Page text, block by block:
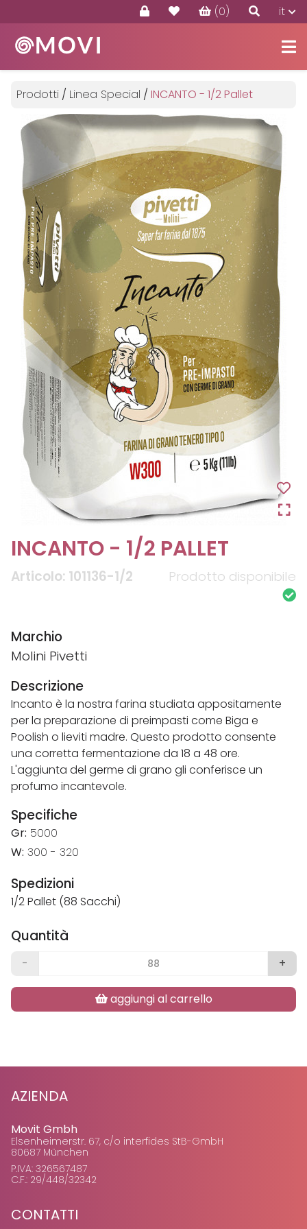
(0) it
Prodotti
Contatti
Prodotti / Linea Special / INCANTO - 1/2 Pallet
INCANTO - 1/2 PALLET
Articolo: 101136-1/2 Prodotto disponibile
Marchio
Molini Pivetti
Descrizione
Incanto è la nostra farina studiata appositamente
per la preparazione di preimpasti come Biga e
Poolish o lieviti madre. Questo prodotto consente
una corretta fermentazione da 18 a 48 ore.
L'aggiunta del germe di grano gli conferisce un
profumo incantevole.
Specifiche
Gr: 5000
W: 300 - 320
Spedizioni
1/2 Pallet (88 Sacchi)
Quantità
- +
aggiungi al carrello
AZIENDA
Movit Gmbh
Elsenheimerstr. 67, c/o interfides StB-GmbH
80687 München
P.IVA: 326567487
C.F.: 29/448/32342
CONTATTI